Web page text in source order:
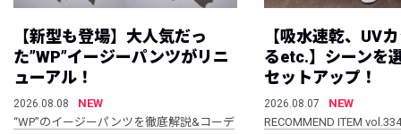
【新型も登場】大人気だっ
た”WP”イージーパンツがリニ
ューアル！
2026.08.08
NEW
“WP”のイージーパンツを徹底解説&コーデ
【吸水速乾、UV
るetc.】シーンを
セットアップ！
2026.08.07
NEW
RECOMMEND ITEM vol.334